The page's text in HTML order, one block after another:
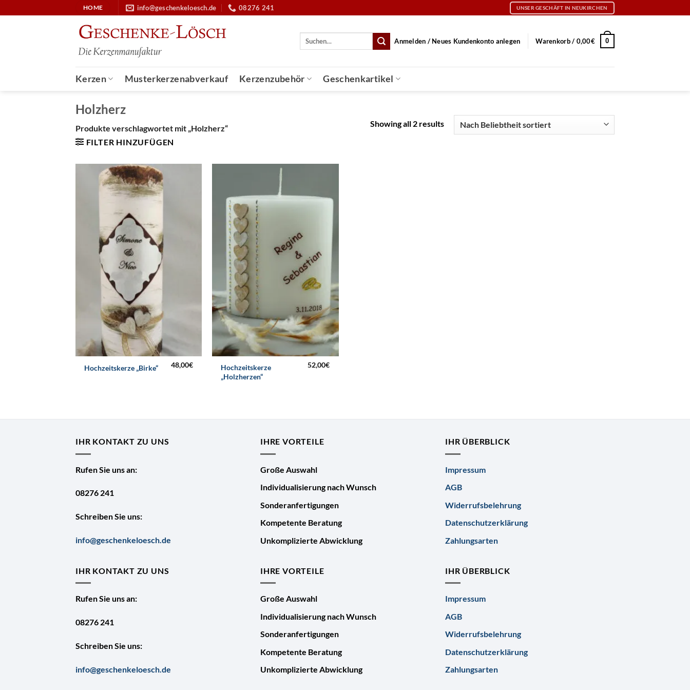
Inhalt
HOME info@geschenkeloesch.de 08276 241 UNSER GESCHÄFT IN NEUKIRCHEN
Suche
Anmelden / Neues Kundenkonto anlegen Warenkorb / 0,00€ 0
Kerzen Musterkerzenabverkauf Kerzenzubehör Geschenkartikel
Holzherz
Produkte verschlagwortet mit „Holzherz“
FILTER HINZUFÜGEN
Showing all 2 results
Hochzeitskerze „Birke“ 48,00€
Hochzeitskerze
„Holzherzen“
52,00€
IHR KONTAKT ZU UNS
Rufen Sie uns an:
08276 241
Schreiben Sie uns:
info@geschenkeloesch.de
IHRE VORTEILE
Große Auswahl
Individualisierung nach Wunsch
Sonderanfertigungen
Kompetente Beratung
Unkomplizierte Abwicklung
IHR ÜBERBLICK
Impressum
AGB
Widerrufsbelehrung
Datenschutzerklärung
Zahlungsarten
IHR KONTAKT ZU UNS
Rufen Sie uns an:
08276 241
Schreiben Sie uns:
info@geschenkeloesch.de
IHRE VORTEILE
Große Auswahl
Individualisierung nach Wunsch
Sonderanfertigungen
Kompetente Beratung
Unkomplizierte Abwicklung
IHR ÜBERBLICK
Impressum
AGB
Widerrufsbelehrung
Datenschutzerklärung
Zahlungsarten